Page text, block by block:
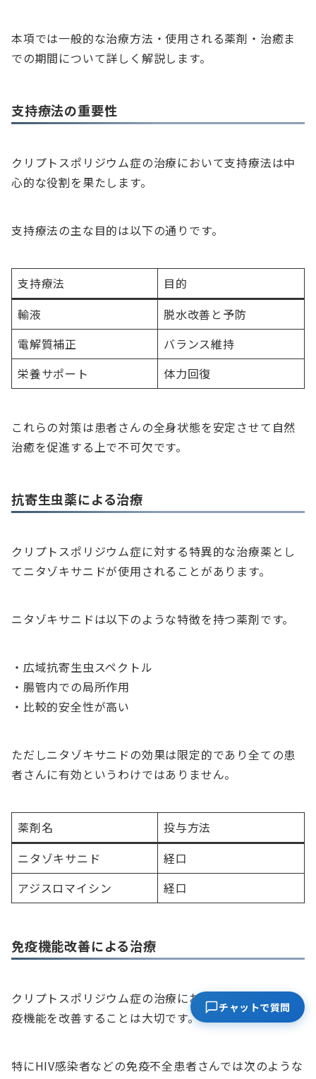
本項では一般的な治療方法・使用される薬剤・治癒ま
での期間について詳しく解説します。
支持療法の重要性
クリプトスポリジウム症の治療において支持療法は中
心的な役割を果たします。
支持療法の主な目的は以下の通りです。
支持療法
目的
輸液
脱水改善と予防
電解質補正
バランス維持
栄養サポート
体力回復
これらの対策は患者さんの全身状態を安定させて自然
治癒を促進する上で不可欠です。
抗寄生虫薬による治療
クリプトスポリジウム症に対する特異的な治療薬とし
てニタゾキサニドが使用されることがあります。
ニタゾキサニドは以下のような特徴を持つ薬剤です。
・広域抗寄生虫スペクトル
・腸管内での局所作用
・比較的安全性が高い
ただしニタゾキサニドの効果は限定的であり全ての患
者さんに有効というわけではありません。
薬剤名
投与方法
ニタゾキサニド
経口
アジスロマイシン
経口
免疫機能改善による治療
クリプトスポリジウム症の治療において患者さんの免
疫機能を改善することは大切です。
特にHIV感染者などの免疫不全患者さんでは次のような
チャットで質問